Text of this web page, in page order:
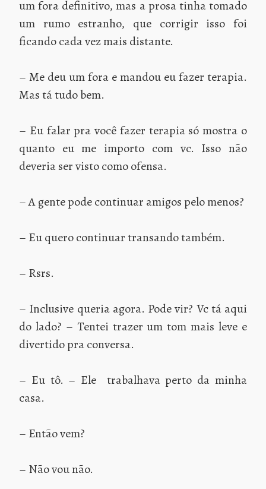
um fora definitivo, mas a prosa tinha tomado
um rumo estranho, que corrigir isso foi
ficando cada vez mais distante.
– Me deu um fora e mandou eu fazer terapia.
Mas tá tudo bem.
– Eu falar pra você fazer terapia só mostra o
quanto eu me importo com vc. Isso não
deveria ser visto como ofensa.
– A gente pode continuar amigos pelo menos?
– Eu quero continuar transando também.
– Rsrs.
– Inclusive queria agora. Pode vir? Vc tá aqui
do lado? – Tentei trazer um tom mais leve e
divertido pra conversa.
– Eu tô. – Ele trabalhava perto da minha
casa.
– Então vem?
– Não vou não.